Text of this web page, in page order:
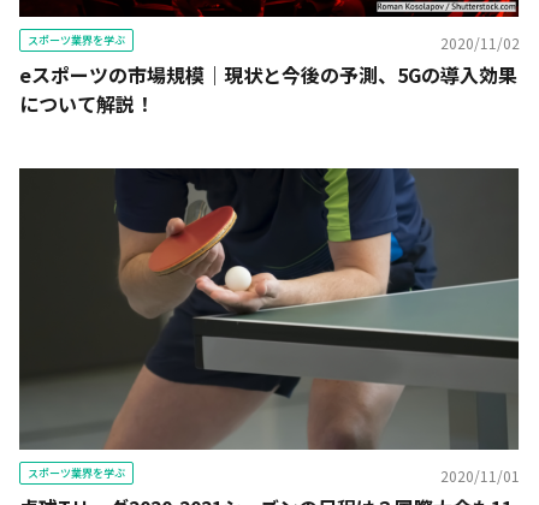
スポーツ業界を学ぶ 2020/11/02
eスポーツの市場規模｜現状と今後の予測、5Gの導入効果
について解説！
スポーツ業界を学ぶ 2020/11/01